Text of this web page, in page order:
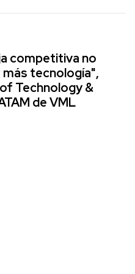
competitiva no
tecnología",
Technology &
de VML